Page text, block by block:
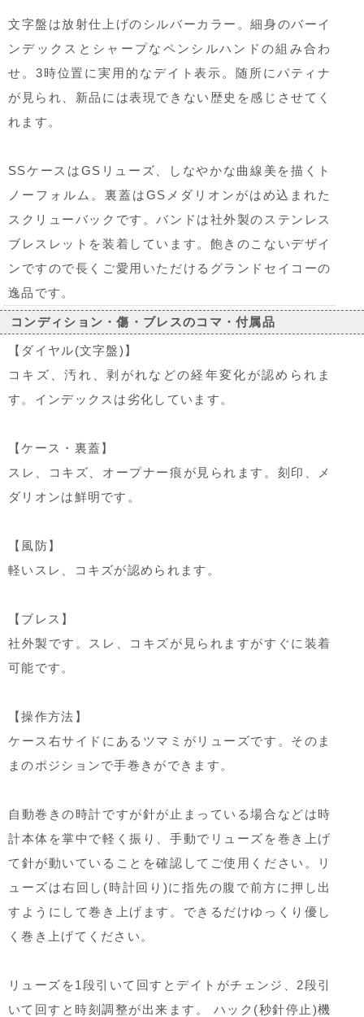
文字盤は放射仕上げのシルバーカラー。細身のバーイ
ンデックスとシャープなペンシルハンドの組み合わ
せ。3時位置に実用的なデイト表示。随所にパティナ
が見られ、新品には表現できない歴史を感じさせてく
れます。
SSケースはGSリューズ、しなやかな曲線美を描くト
ノーフォルム。裏蓋はGSメダリオンがはめ込まれた
スクリューバックです。バンドは社外製のステンレス
ブレスレットを装着しています。飽きのこないデザイ
ンですので長くご愛用いただけるグランドセイコーの
逸品です。
コンディション・傷・ブレスのコマ・付属品
【ダイヤル(文字盤)】
コキズ、汚れ、剥がれなどの経年変化が認められま
す。インデックスは劣化しています。
【ケース・裏蓋】
スレ、コキズ、オープナー痕が見られます。刻印、メ
ダリオンは鮮明です。
【風防】
軽いスレ、コキズが認められます。
【ブレス】
社外製です。スレ、コキズが見られますがすぐに装着
可能です。
【操作方法】
ケース右サイドにあるツマミがリューズです。そのま
まのポジションで手巻きができます。
自動巻きの時計ですが針が止まっている場合などは時
計本体を掌中で軽く振り、手動でリューズを巻き上げ
て針が動いていることを確認してご使用ください。リ
ューズは右回し(時計回り)に指先の腹で前方に押し出
すようにして巻き上げます。できるだけゆっくり優し
く巻き上げてください。
リューズを1段引いて回すとデイトがチェンジ、2段引
いて回すと時刻調整が出来ます。 ハック(秒針停止)機